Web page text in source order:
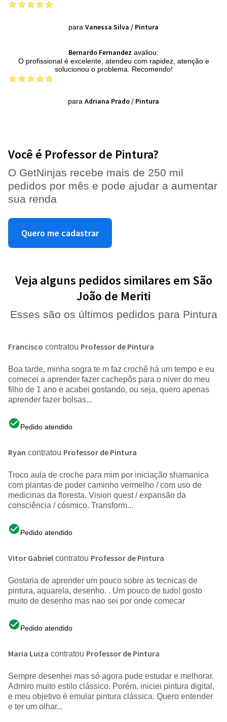
para Vanessa Silva / Pintura
Bernardo Fernandez avaliou:
O profissional é excelente, atendeu com rapidez, atenção e
solucionou o problema. Recomendo!
para Adriana Prado/ Pintura
Você é Professor de Pintura?
O GetNinjas recebe mais de 250 mil
pedidos por mês e pode ajudar a aumentar
sua renda
Quero me cadastrar
Veja alguns pedidos similares em São
João de Meriti
Esses são os últimos pedidos para Pintura
Francisco contratou Professor de Pintura
Boa tarde, minha sogra te m faz crochê há um tempo e eu
comecei a aprender fazer cachepôs para o niver do meu
filho de 1 ano e acabei gostando, ou seja, quero apenas
aprender fazer bolsas...
Pedido atendido
Ryan contratou Professor de Pintura
Troco aula de croche para mim por iniciação shamanica
com plantas de poder caminho vermelho / com uso de
medicinas da floresta. Vision quest / expansão da
consciência / cósmico. Transform...
Pedido atendido
Vitor Gabriel contratou Professor de Pintura
Gostaria de aprender um pouco sobre as tecnicas de
pintura, aquarela, desenho. . Um pouco de tudo! gosto
muito de desenho mas nao sei por onde comecar
Pedido atendido
Maria Luiza contratou Professor de Pintura
Sempre desenhei mas só agora pude estudar e melhorar.
Admiro muito estilo clássico. Porém, iniciei pintura digital,
e meu objetivo é emular pintura clássica. Quero entender
e ter um olhar...